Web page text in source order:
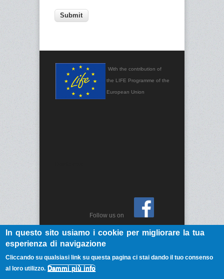
With the contribution of
the LIFE Programme of the
European Union
Follow us on
Privacy Policy|Disclaimer| Last update
In questo sito usiamo i cookie per migliorare la tua
esperienza di navigazione
Cliccando su qualsiasi link su questa pagina ci stai dando il tuo consenso
al loro utilizzo. Dammi più info